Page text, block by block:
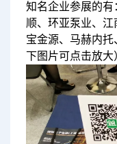
知名企业参展的
顺、环亚泵业、
宝金源、马赫内
下图片可点击放大